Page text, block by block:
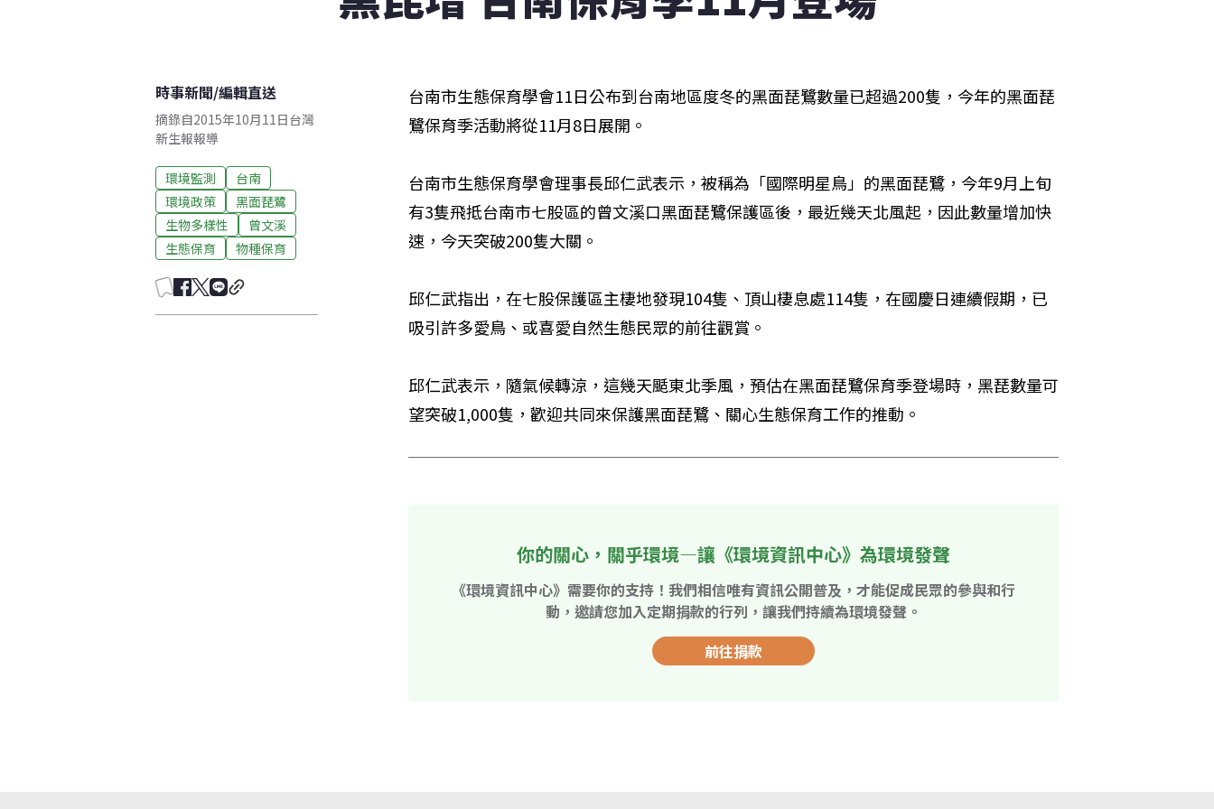
時事新聞/編輯直送
摘錄自2015年10月11日台灣
新生報報導
環境監測
台南
環境政策
黑面琵鷺
生物多樣性
曾文溪
生態保育
物種保育
台南市生態保育學會11日公布到台南地區度冬的黑面琵鷺數量已超過200隻，今年的黑面琵
鷺保育季活動將從11月8日展開。
台南市生態保育學會理事長邱仁武表示，被稱為「國際明星鳥」的黑面琵鷺，今年9月上旬
有3隻飛抵台南市七股區的曾文溪口黑面琵鷺保護區後，最近幾天北風起，因此數量增加快
速，今天突破200隻大關。
邱仁武指出，在七股保護區主棲地發現104隻、頂山棲息處114隻，在國慶日連續假期，已
吸引許多愛鳥、或喜愛自然生態民眾的前往觀賞。
邱仁武表示，隨氣候轉涼，這幾天颳東北季風，預估在黑面琵鷺保育季登場時，黑琵數量可
望突破1,000隻，歡迎共同來保護黑面琵鷺、關心生態保育工作的推動。
你的關心，關乎環境—讓《環境資訊中心》為環境發聲
《環境資訊中心》需要你的支持！我們相信唯有資訊公開普及，才能促成民眾的參與和行
動，邀請您加入定期捐款的行列，讓我們持續為環境發聲。
前往捐款